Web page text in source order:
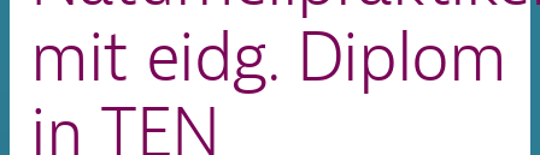
mit eidg. Diplom
in TEN